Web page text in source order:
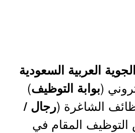
العربية السعودية
(بوابة التوظيف)
الشاغرة (رجال /
المقام في